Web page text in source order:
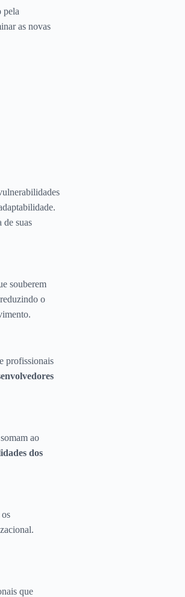
pela
as novas
de suas
souberem
o
profissionais
ao
dos
que